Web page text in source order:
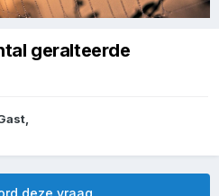
geralteerde